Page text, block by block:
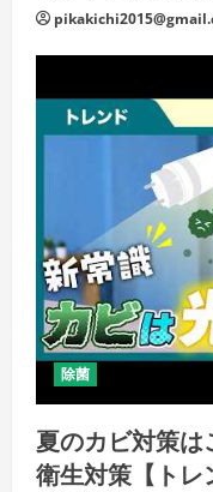
除菌
夏のカビ対策は
衛生対策【トレ